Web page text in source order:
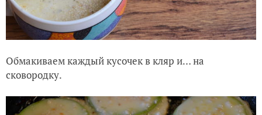
Обмакиваем каждый кусочек в кляр и… на
сковородку.